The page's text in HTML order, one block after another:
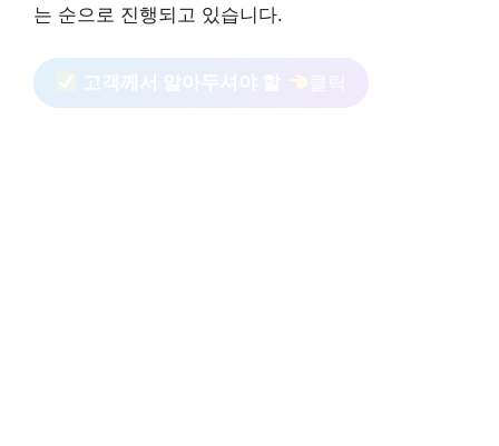
는 순으로 진행되고 있습니다.
고객께서 알아두셔야 할